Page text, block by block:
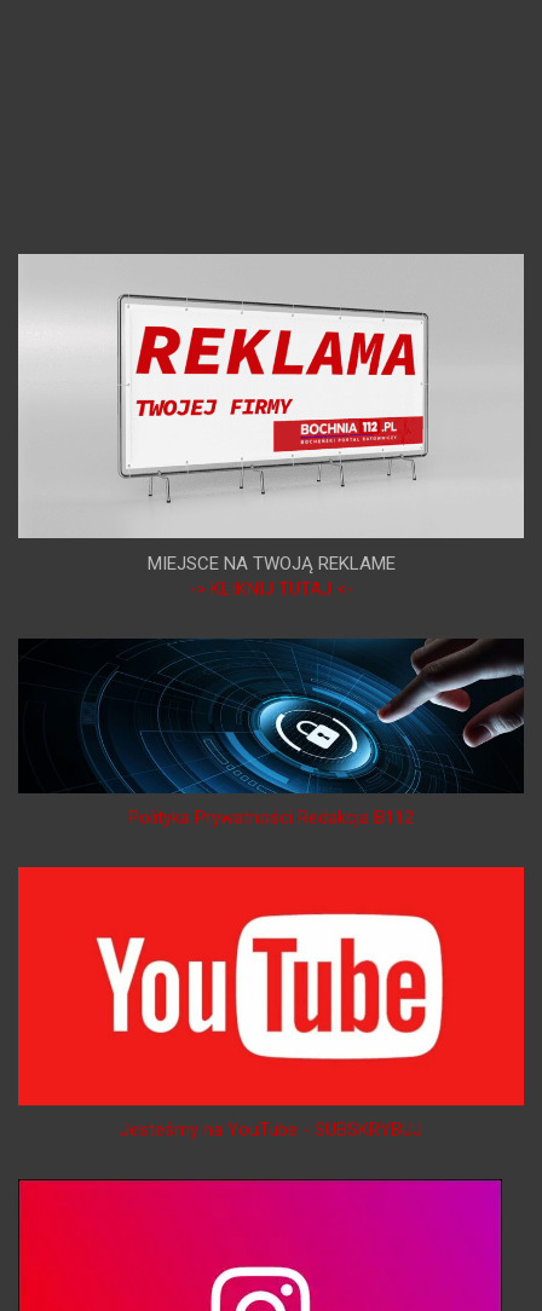
MIEJSCE NA TWOJĄ REKLAME
-> KLIKNIJ TUTAJ <-
Polityka Prywatności Redakcja B112
Jesteśmy na YouTube - SUBSKRYBUJ